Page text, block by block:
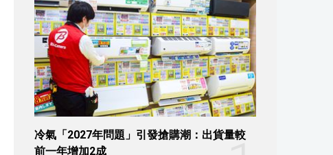
冷氣「2027年問題」引發搶購潮：出貨量較
前一年增加2成